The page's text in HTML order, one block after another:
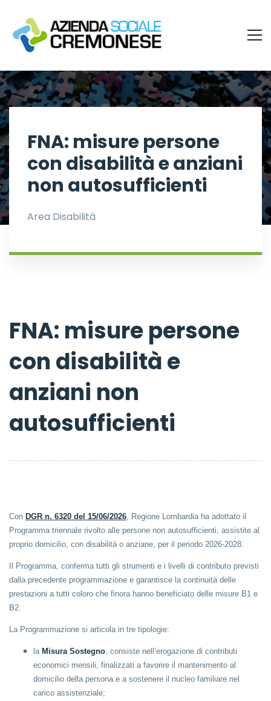
FNA: misure persone
con disabilità e anziani
non autosufficienti
Area Disabilità
FNA: misure persone
con disabilità e
anziani non
autosufficienti
Con DGR n. 6320 del 15/06/2026 , Regione Lombardia ha adottato il
Programma triennale rivolto alle persone non autosufficienti, assistite al
proprio domicilio, con disabilità o anziane, per il periodo 2026-2028.
Il Programma, conferma tutti gli strumenti e i livelli di contributo previsti
dalla precedente programmazione e garantisce la continuità delle
prestazioni a tutti coloro che finora hanno beneficiato delle misure B1 e
B2.
La Programmazione si articola in tre tipologie:
la Misura Sostegno , consiste nell’erogazione di contributi
economici mensili, finalizzati a favorire il mantenimento al
domicilio della persona e a sostenere il nucleo familiare nel
carico assistenziale;